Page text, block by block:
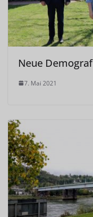
Neue
7. Mai 2021